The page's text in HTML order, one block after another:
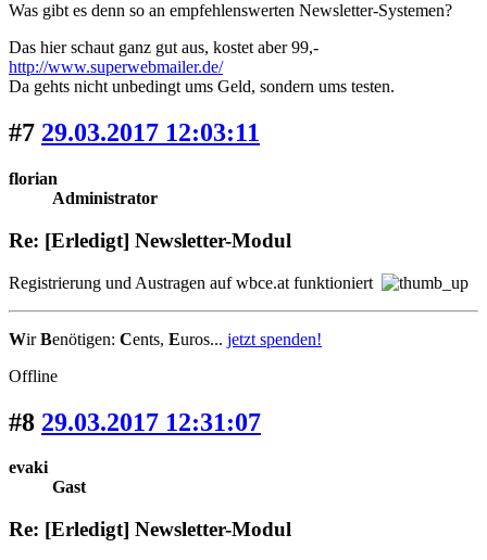
Was gibt es denn so an empfehlenswerten Newsletter-Systemen?
Das hier schaut ganz gut aus, kostet aber 99,-
http://www.superwebmailer.de/
Da gehts nicht unbedingt ums Geld, sondern ums testen.
#7 29.03.2017 12:03:11
florian
Administrator
Re: [Erledigt] Newsletter-Modul
Registrierung und Austragen auf wbce.at funktioniert
WirBenötigen: Cents, Euros... jetzt spenden!
Offline
#8 29.03.2017 12:31:07
evaki
Gast
Re: [Erledigt] Newsletter-Modul